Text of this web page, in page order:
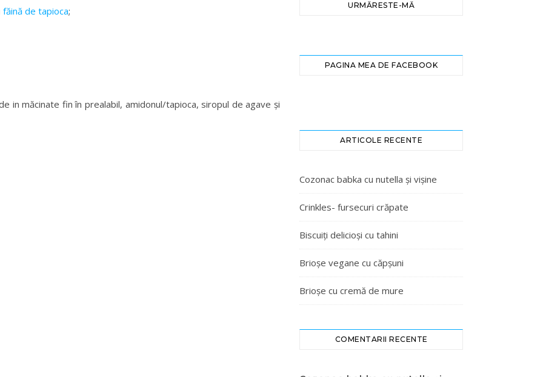
făină de tapioca;
in măcinate fin în prealabil, amidonul/tapioca, siropul de agave și
URMĂRESTE-MĂ
PAGINA MEA DE FACEBOOK
ARTICOLE RECENTE
Cozonac babka cu nutella și vișine
Crinkles- fursecuri crăpate
Biscuiți delicioși cu tahini
Brioșe vegane cu căpșuni
Brioșe cu cremă de mure
COMENTARII RECENTE